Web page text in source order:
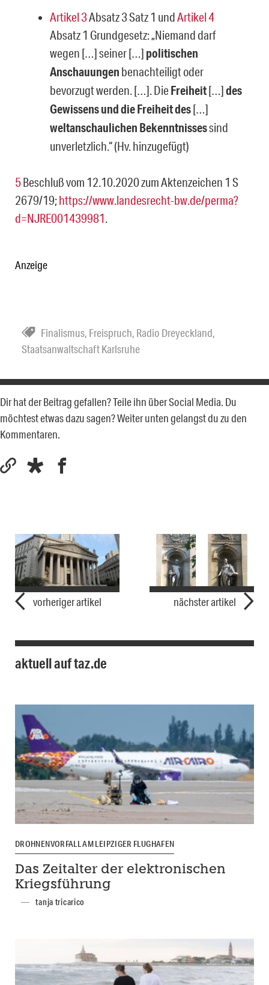
Artikel 3Absatz 3 Satz 1 undArtikel 4
Absatz 1 Grundgesetz: „Niemand darf
wegen […] sei­ner […] politischen
Anschauungen benachteiligt oder
bevorzugt werden. […]. DieFreiheit[…]des
Gewissens und die Freiheit des[…]
weltanschaulichen Bekenntnissessind
unver­letzlich.“ (Hv. hinzugefügt)
5Beschluß vom 12.10.2020 zum Aktenzeichen 1 S
2679/19;https://www.landesrecht-bw.de/perma?
d=NJRE001439981.
Anzeige
Finalismus, Freispruch, Radio Dreyeckland,
Staatsanwaltschaft Karlsruhe
Dir hat der Beitrag gefallen? Teile ihn über Social Media. Du
möchtest etwas dazu sagen? Weiter unten gelangst du zu den
Kommentaren.
vorheriger artikel nächster artikel
aktuell auf taz.de
DROHNENVORFALL AM LEIPZIGER FLUGHAFEN
Das Zeitalter der elektronischen
Kriegsführung
tanja tricarico